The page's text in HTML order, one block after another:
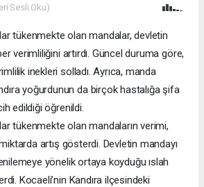
Sesli Oku)
tükenmekte olan mandalar, devletin
verimliliğini artırdı. Güncel duruma göre,
inekleri solladı. Ayrıca, manda
yoğurdunun da birçok hastalığa şifa
edildiği öğrenildi.
tükenmekte olan mandaların verimi,
artış gösterdi. Devletin mandayı
yönelik ortaya koyduğu ıslah
Kocaeli’nin Kandıra ilçesindeki